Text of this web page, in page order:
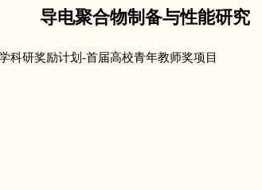
导电聚合物制备与性能研究
科研奖励计划-首届高校青年教师奖项目